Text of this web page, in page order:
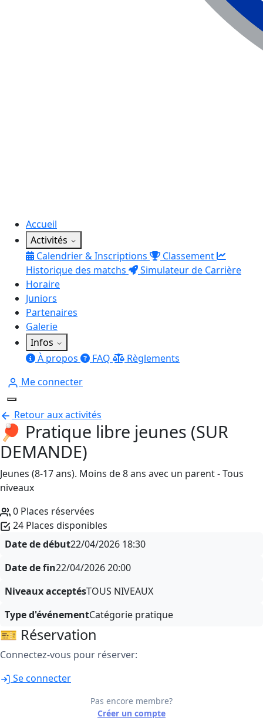
Accueil
Activités
Calendrier & Inscriptions
Classement
Historique des matchs
Simulateur de Carrière
Horaire
Juniors
Partenaires
Galerie
Infos
À propos
FAQ
Règlements
Me connecter
Retour aux activités
🏓 Pratique libre jeunes (SUR
DEMANDE)
Jeunes (8-17 ans). Moins de 8 ans avec un parent - Tous
niveaux
0 Places réservées
24 Places disponibles
Date de début22/04/2026 18:30
Date de fin22/04/202620:00
Niveaux acceptésTOUS NIVEAUX
Type d'événementCatégorie pratique
🎫 Réservation
Connectez-vous pour réserver:
Se connecter
Pas encore membre?
Créer un compte